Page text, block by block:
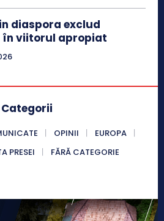
diaspora exclud
în viitorul apropiat
Categorii
OPINII
EUROPA
PRESEI FĂRĂ CATEGORIE